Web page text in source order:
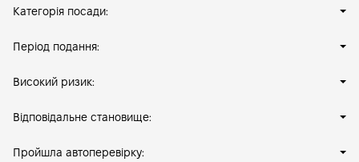
Категорія посади:
Період подання:
Високий ризик:
Відповідальне становище:
Пройшла автоперевірку: